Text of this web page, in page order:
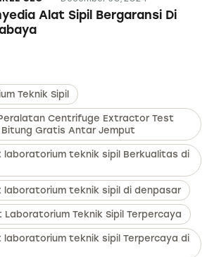
Alat Sipil Bergaransi Di
Teknik Sipil
Centrifuge Extractor Test
Gratis Antar Jemput
teknik sipil Berkualitas di
teknik sipil di denpasar
Teknik Sipil Terpercaya
teknik sipil Terpercaya di